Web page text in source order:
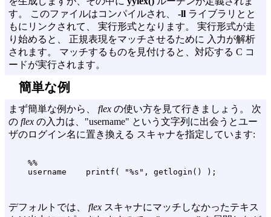
す。 このファイルはコンパイルされ、 -ll ライブラリとと
もにリンクされて、 実行形式となります。 実行形式が走
り始めると、 正規表現をマッチさせるために 入力が解析
されます。 マッチするものを見付けると、対応する C コ
ードが実行されます。
簡単な例
まず簡単な例から、 flex の使い方を見て行きましょう。 次
の flex の入力は、"username" という文字列に出会うとユー
ザのログイン名に置き換える スキャナを指定しています:
    %%
デフォルトでは、 flex スキャナにマッチしなかったテキス